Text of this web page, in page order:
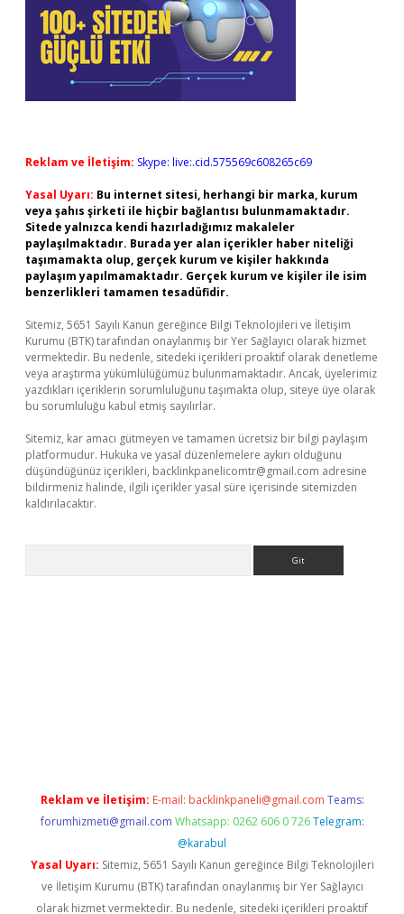
Reklam ve İletişim: Skype: live:.cid.575569c608265c69
Yasal Uyarı: Bu internet sitesi, herhangi bir marka, kurum
veya şahıs şirketi ile hiçbir bağlantısı bulunmamaktadır.
Sitede yalnızca kendi hazırladığımız makaleler
paylaşılmaktadır. Burada yer alan içerikler haber niteliği
taşımamakta olup, gerçek kurum ve kişiler hakkında
paylaşım yapılmamaktadır. Gerçek kurum ve kişiler ile isim
benzerlikleri tamamen tesadüfidir.
Sitemiz, 5651 Sayılı Kanun gereğince Bilgi Teknolojileri ve İletişim
Kurumu (BTK) tarafından onaylanmış bir Yer Sağlayıcı olarak hizmet
vermektedir. Bu nedenle, sitedeki içerikleri proaktif olarak denetleme
veya araştırma yükümlülüğümüz bulunmamaktadır. Ancak, üyelerimiz
yazdıkları içeriklerin sorumluluğunu taşımakta olup, siteye üye olarak
bu sorumluluğu kabul etmiş sayılırlar.
Sitemiz, kar amacı gütmeyen ve tamamen ücretsiz bir bilgi paylaşım
platformudur. Hukuka ve yasal düzenlemelere aykırı olduğunu
düşündüğünüz içerikleri, backlinkpanelicomtr@gmail.com adresine
bildirmeniz halinde, ilgili içerikler yasal süre içerisinde sitemizden
kaldırılacaktır.
Reklam ve İletişim: E-mail: backlinkpaneli@gmail.com Teams:
forumhizmeti@gmail.com Whatsapp: 0262 606 0 726 Telegram:
@karabul
Yasal Uyarı: Sitemiz, 5651 Sayılı Kanun gereğince Bilgi Teknolojileri
ve İletişim Kurumu (BTK) tarafından onaylanmış bir Yer Sağlayıcı
olarak hizmet vermektedir. Bu nedenle, sitedeki içerikleri proaktif